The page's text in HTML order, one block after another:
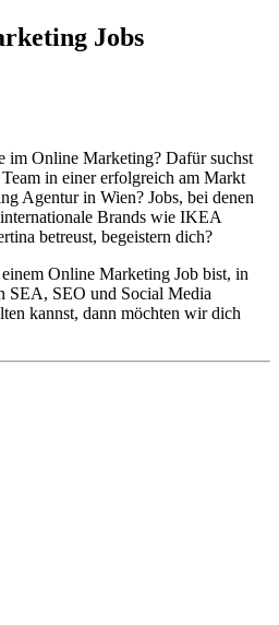
Jobs
im Online Marketing? Dafür suchst
in einer erfolgreich am Markt
Agentur in Wien? Jobs, bei denen
Brands wie IKEA
betreust, begeistern dich?
Online Marketing Job bist, in
SEA, SEO und Social Media
kannst, dann möchten wir dich